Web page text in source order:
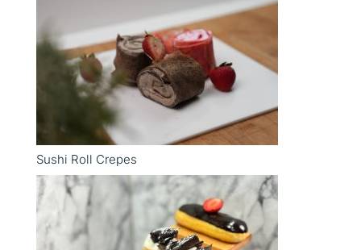
Sushi Roll Crepes